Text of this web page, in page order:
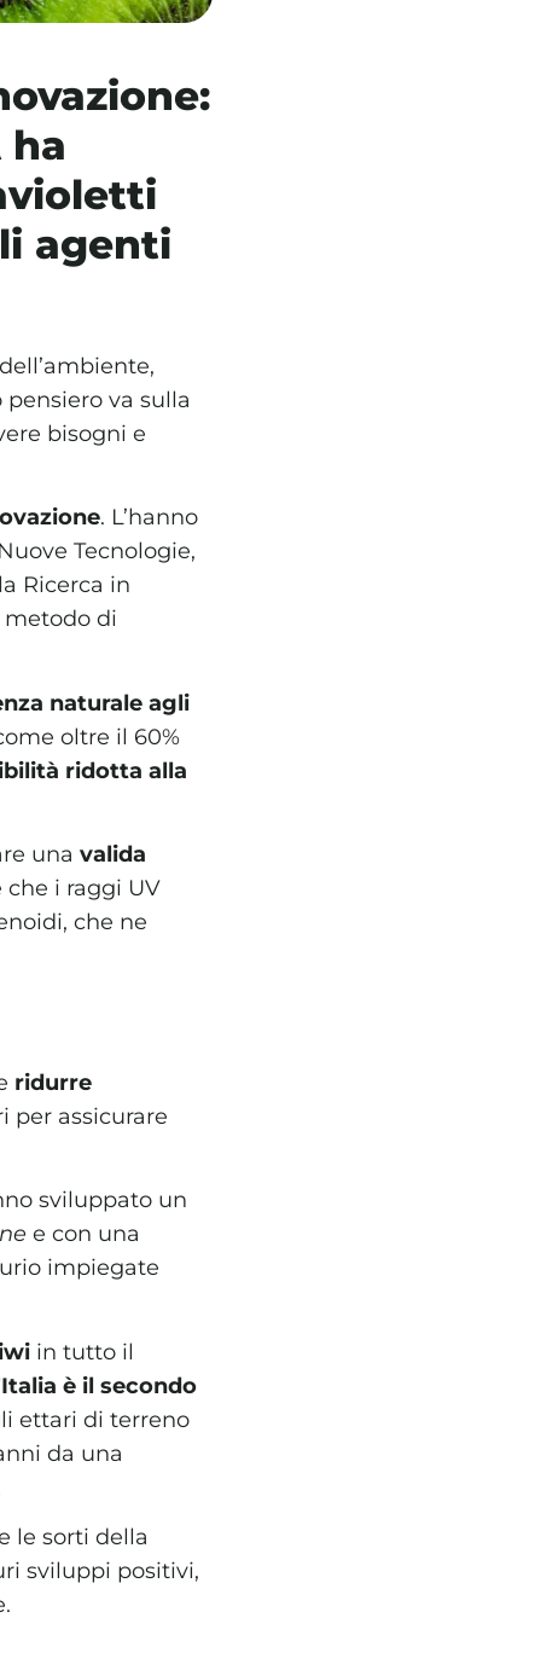
ha
agenti
va sulla
bisogni e
. L’hanno
Tecnologie,
Ricerca in
metodo di
naturale agli
oltre il 60%
ridotta alla
una valida
che i raggi UV
che ne
ridurre
per assicurare
sviluppato un
e con una
impiegate
in tutto il
è il secondo
ettari di terreno
da una
le sorti della
sviluppi positivi,